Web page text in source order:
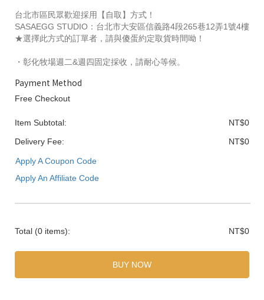
台北市區民眾歡迎採用【自取】方式！
SASAEGG STUDIO：台北市大安區信義路4段265巷12弄1號4樓
★選擇此方式的訂單者，請與傻蛋約定取貨時間呦！
・彰化牧場週二&週四固定採收，請耐心等候。
Payment Method
Free Checkout
Item Subtotal:
NT$0
Delivery Fee:
NT$0
Apply A Coupon Code
Apply An Affiliate Code
Total (0 items): NT$0
BUY NOW